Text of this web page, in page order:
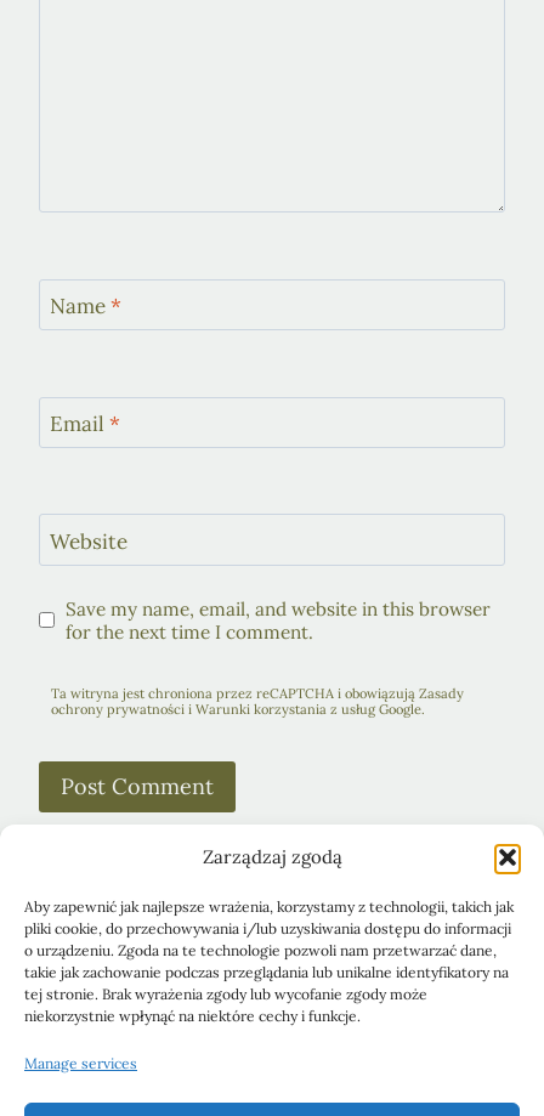
Zarządzaj zgodą
Aby zapewnić jak najlepsze wrażenia, korzystamy z technologii, takich jak
pliki cookie, do przechowywania i/lub uzyskiwania dostępu do informacji
o urządzeniu. Zgoda na te technologie pozwoli nam przetwarzać dane,
takie jak zachowanie podczas przeglądania lub unikalne identyfikatory na
tej stronie. Brak wyrażenia zgody lub wycofanie zgody może
niekorzystnie wpłynąć na niektóre cechy i funkcje.
Manage services
Name*
Email *
Website
Save my name, email, and website in this browser
for the next time I comment.
Ta witryna jest chroniona przez reCAPTCHA i obowiązują Zasady
ochrony prywatności i Warunki korzystania z usług Google.
Obiady Ciasta i desery
Śniadania
Pasty kanapkowe
Przystawki Sałatki